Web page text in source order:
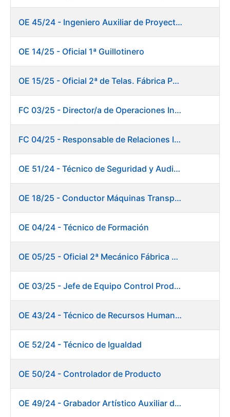
OE 45/24 - Ingeniero Auxiliar de Proyectos. Investigación y Desarrollo
OE 14/25 - Oficial 1ª Guillotinero
OE 15/25 - Oficial 2ª de Telas. Fábrica Papel
FC 03/25 - Director/a de Operaciones Industriales
FC 04/25 - Responsable de Relaciones Institucionales y Coordinación de Presidencia
OE 51/24 - Técnico de Seguridad y Auditoría Informática
OE 18/25 - Conductor Máquinas Transportadoras Elevadoras. Fábrica Papel
OE 04/24 - Técnico de Formación
OE 05/25 - Oficial 2ª Mecánico Fábrica Papel
OE 03/25 - Jefe de Equipo Control Productivo. Fábrica Papel
OE 43/24 - Técnico de Recursos Humanos
OE 52/24 - Técnico de Igualdad
OE 50/24 - Controlador de Producto
OE 49/24 - Grabador Artístico Auxiliar de Originales